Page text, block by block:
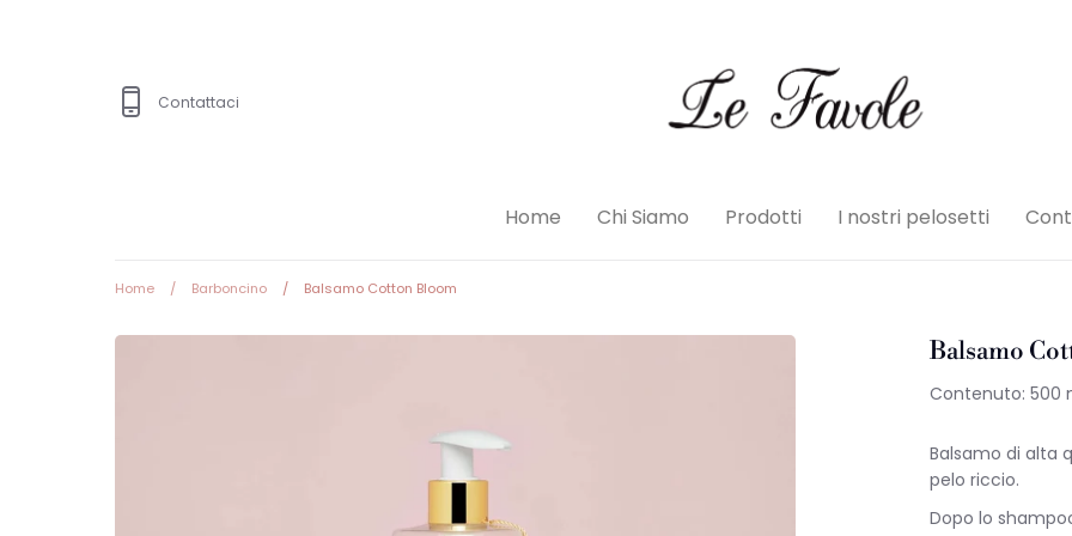
Contattaci
Home Chi Siamo Prodotti I nostri pelosetti
Home / Barboncino / Balsamo Cotton Bloom
Balsamo
Contenuto: 500
Balsamo di alta
pelo riccio.
Dopo lo